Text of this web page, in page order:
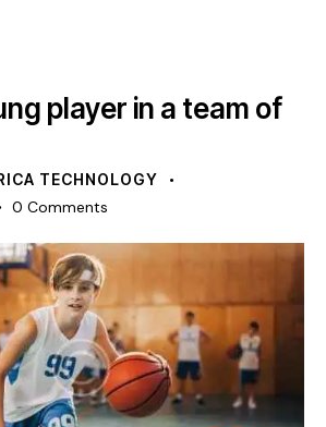
player in a team of
TECHNOLOGY
0 Comments